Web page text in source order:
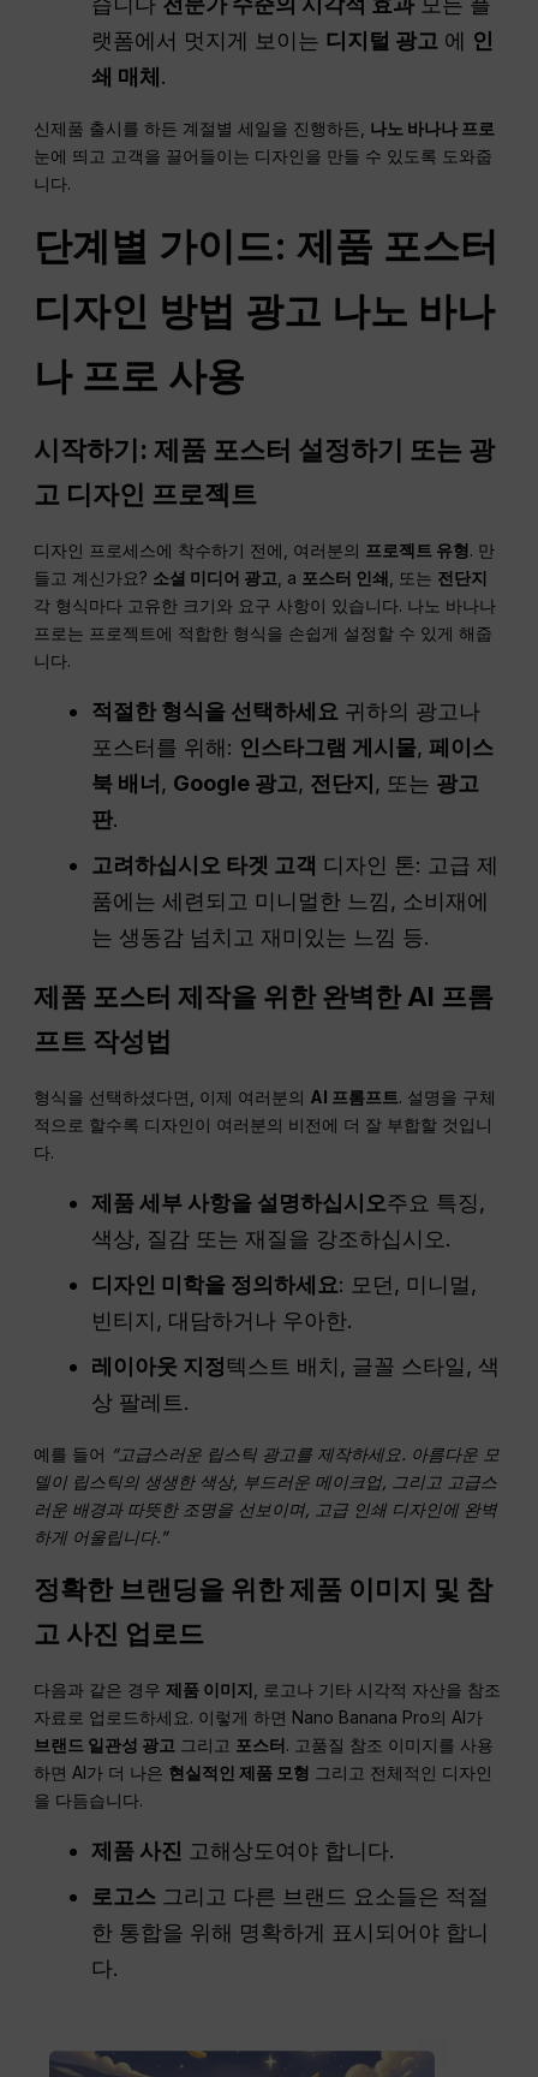
랫폼에서 멋지게 보이는 디지털 광고 에 인
쇄 매체.
신제품 출시를 하든 계절별 세일을 진행하든, 나노 바나나 프로
눈에 띄고 고객을 끌어들이는 디자인을 만들 수 있도록 도와줍
니다.
단계별 가이드: 제품 포스터
디자인 방법 광고 나노 바나
나 프로 사용
시작하기: 제품 포스터 설정하기 또는 광
고 디자인 프로젝트
디자인 프로세스에 착수하기 전에, 여러분의 프로젝트 유형. 만
들고 계신가요? 소셜 미디어 광고 , a 포스터 인쇄 , 또는 전단지
각 형식마다 고유한 크기와 요구 사항이 있습니다. 나노 바나나
프로는 프로젝트에 적합한 형식을 손쉽게 설정할 수 있게 해줍
니다.
적절한 형식을 선택하세요 귀하의 광고나
포스터를 위해: 인스타그램 게시물,페이스
북 배너 , Google 광고, 전단지 , 또는 광고
판.
고려하십시오 타겟 고객 디자인 톤: 고급 제
품에는 세련되고 미니멀한 느낌, 소비재에
는 생동감 넘치고 재미있는 느낌 등.
제품 포스터 제작을 위한 완벽한 AI 프롬
프트 작성법
형식을 선택하셨다면, 이제 여러분의 AI 프롬프트. 설명을 구체
적으로 할수록 디자인이 여러분의 비전에 더 잘 부합할 것입니
다.
제품 세부 사항을 설명하십시오주요 특징,
색상, 질감 또는 재질을 강조하십시오.
디자인 미학을 정의하세요: 모던, 미니멀,
빈티지, 대담하거나 우아한.
레이아웃 지정텍스트 배치, 글꼴 스타일, 색
상 팔레트.
예를 들어 “고급스러운 립스틱 광고를 제작하세요. 아름다운 모
델이 립스틱의 생생한 색상, 부드러운 메이크업, 그리고 고급스
러운 배경과 따뜻한 조명을 선보이며, 고급 인쇄 디자인에 완벽
하게 어울립니다.”
정확한 브랜딩을 위한 제품 이미지 및 참
고 사진 업로드
다음과 같은 경우제품 이미지, 로고나 기타 시각적 자산을 참조
자료로 업로드하세요. 이렇게 하면 Nano Banana Pro의 AI가
브랜드 일관성 광고 그리고 포스터. 고품질 참조 이미지를 사용
하면 AI가 더 나은 현실적인 제품 모형 그리고 전체적인 디자인
을 다듬습니다.
제품 사진 고해상도여야 합니다.
로고스 그리고 다른 브랜드 요소들은 적절
한 통합을 위해 명확하게 표시되어야 합니
다.